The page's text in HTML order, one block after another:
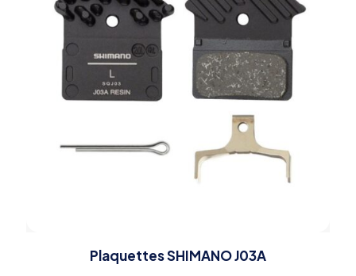
Plaquettes SHIMANO J03A